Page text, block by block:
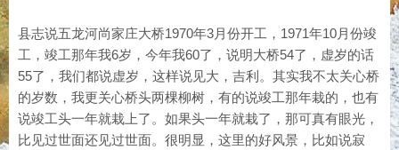
县志说五龙河尚家庄大桥1970年3月份开工，1971年10月份竣
工，竣工那年我6岁，今年我60了，说明大桥54了，虚岁的话
55了，我们都说虚岁，这样说见大，吉利。其实我不太关心桥
的岁数，我更关心桥头两棵柳树，有的说竣工那年栽的，也有
说竣工头一年就栽上了。如果头一年就栽了，那可真有眼光，
比见过世面还见过世面。很明显，这里的好风景，比如说寂